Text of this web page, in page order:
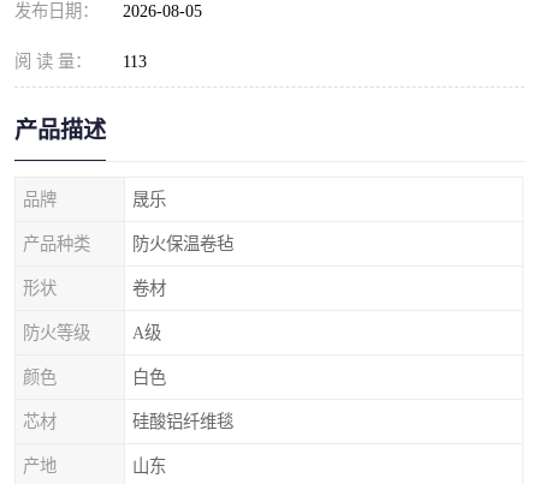
发布日期： 2026-08-05
阅 读 量： 113
产品描述
品牌 晟乐
产品种类 防火保温卷毡
形状 卷材
防火等级 A级
颜色 白色
芯材 硅酸铝纤维毯
产地 山东